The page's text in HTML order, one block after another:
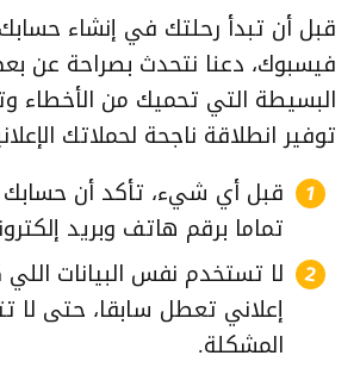
قبل أن تبدأ رحلتك في إنشاء
فيسبوك، دعنا نتحدث بصراحة عن
البسيطة التي تحميك من الأخطاء
توفير انطلاقة ناجحة لحملاتك
قبل أي شيء، تأكد أن
تماما برقم هاتف وبريد
لا تستخدم نفس البيانات
إعلاني تعطل سابقا، حتى لا
المشكلة.